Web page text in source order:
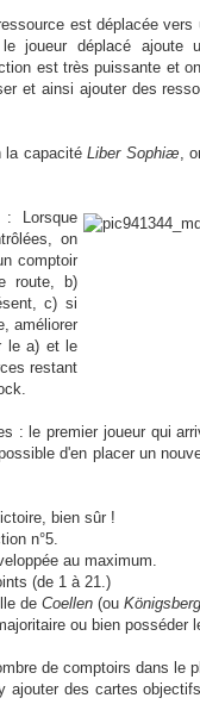
est déplacée vers
joueur déplacé ajoute
est très puissante et
et ainsi ajouter des
la capacitéLiber Sophiæ,
: Lorsque
on
comptoir
route, b)
c) si
améliorer
le a) et le
restant
: le premier joueur qui
d'en placer un
bien sûr !
n°5.
au maximum.
(de 1 à 21.)
de Coellen (ou Königsberg
ou bien posséder
de comptoirs dans le
des cartes